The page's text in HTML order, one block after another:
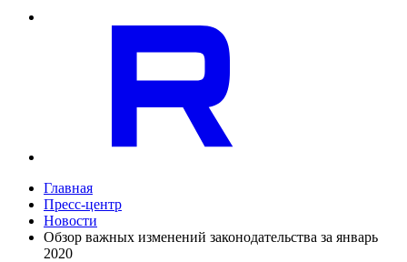
Главная
Пресс-центр
Новости
Обзор важных изменений законодательства за январь
2020